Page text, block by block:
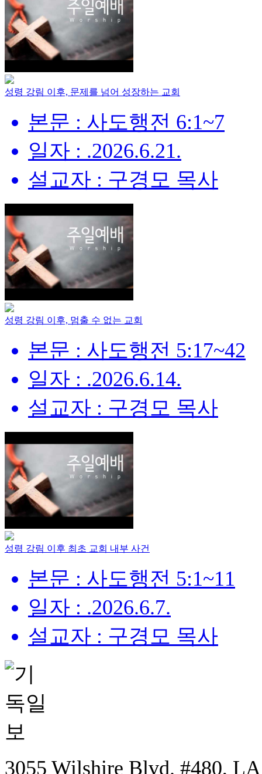
성령 강림 이후, 문제를 넘어 성장하는 교회
본문 : 사도행전 6:1~7
일자 : .2026.6.21.
설교자 : 구경모 목사
성령 강림 이후, 멈출 수 없는 교회
본문 : 사도행전 5:17~42
일자 : .2026.6.14.
설교자 : 구경모 목사
성령 강림 이후 최초 교회 내부 사건
본문 : 사도행전 5:1~11
일자 : .2026.6.7.
설교자 : 구경모 목사
3055 Wilshire Blvd. #480,